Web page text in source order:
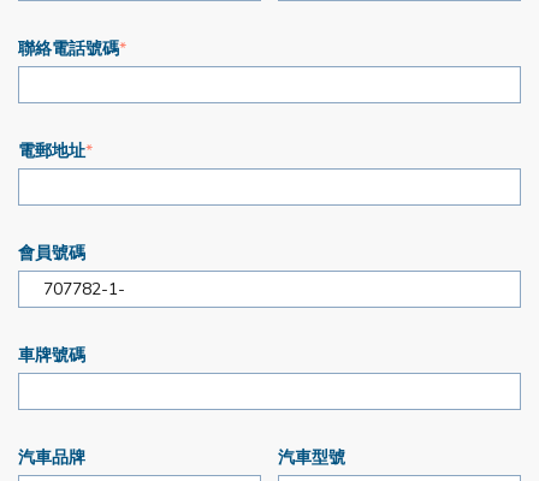
聯絡電話號碼
電郵地址
會員號碼
707782-1-
車牌號碼
汽車品牌
汽車型號